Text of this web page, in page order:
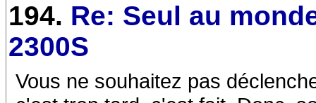
194. Re: Seul au
2300S
Vous ne souhaitez pas